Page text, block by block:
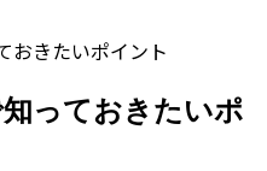
おきたいポイント
っておきたいポ